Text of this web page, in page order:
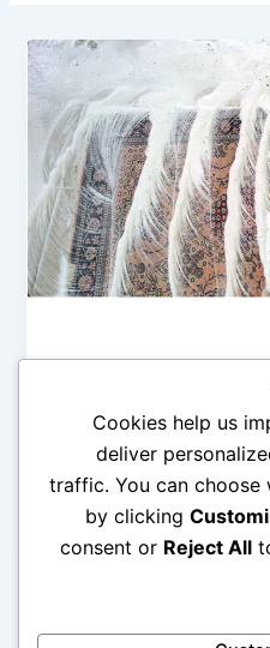
التي توجد في المنزل ولكن
كثيرا الأتربة والبقع
Cookies help us
deliver
traffic. You can
by clicking
consent or Reject All